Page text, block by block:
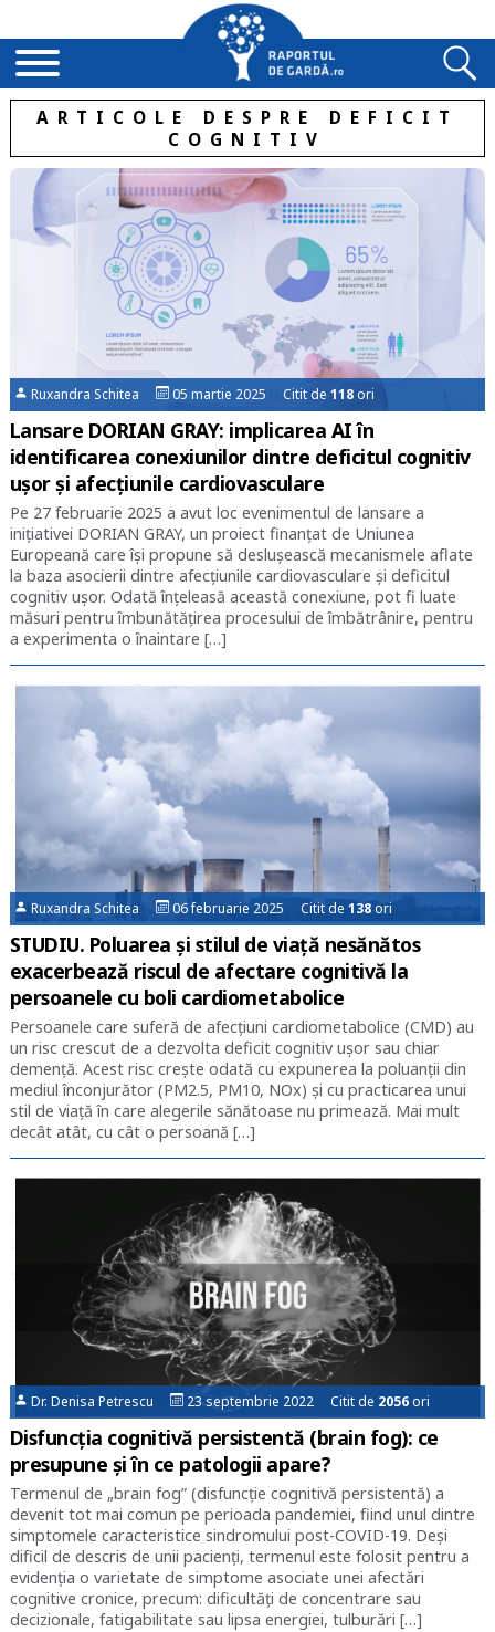
ARTICOLE DESPRE DEFICIT
COGNITIV
Ruxandra Schitea 05 martie 2025 Citit de118ori
Lansare DORIAN GRAY: implicarea AI în
identificarea conexiunilor dintre deficitul cognitiv
ușor și afecțiunile cardiovasculare
Pe 27 februarie 2025 a avut loc evenimentul de lansare a
inițiativei DORIAN GRAY, un proiect finanțat de Uniunea
Europeană care își propune să deslușească mecanismele aflate
la baza asocierii dintre afecțiunile cardiovasculare și deficitul
cognitiv ușor. Odată înțeleasă această conexiune, pot fi luate
măsuri pentru îmbunătățirea procesului de îmbătrânire, pentru
a experimenta o înaintare […]
Ruxandra Schitea 06 februarie 2025 Citit de138ori
STUDIU. Poluarea și stilul de viață nesănătos
exacerbează riscul de afectare cognitivă la
persoanele cu boli cardiometabolice
Persoanele care suferă de afecțiuni cardiometabolice (CMD) au
un risc crescut de a dezvolta deficit cognitiv ușor sau chiar
demență. Acest risc crește odată cu expunerea la poluanții din
mediul înconjurător (PM2.5, PM10, NOx) și cu practicarea unui
stil de viață în care alegerile sănătoase nu primează. Mai mult
decât atât, cu cât o persoană […]
Dr. Denisa Petrescu 23 septembrie 2022 Citit de 2056ori
Disfuncția cognitivă persistentă (brain fog): ce
presupune și în ce patologii apare?
Termenul de „brain fog” (disfuncție cognitivă persistentă) a
devenit tot mai comun pe perioada pandemiei, fiind unul dintre
simptomele caracteristice sindromului post-COVID-19. Deși
dificil de descris de unii pacienți, termenul este folosit pentru a
evidenția o varietate de simptome asociate unei afectări
cognitive cronice, precum: dificultăți de concentrare sau
decizionale, fatigabilitate sau lipsa energiei, tulburări […]